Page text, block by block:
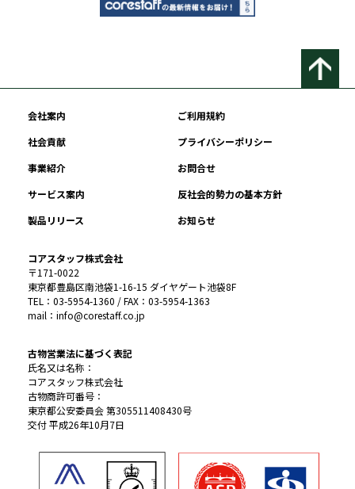
会社案内
ご利用規約
社会貢献
プライバシーポリシー
事業紹介
お問合せ
サービス案内
反社会的勢力の基本方針
製品リリース
お知らせ
コアスタッフ株式会社
〒171-0022
東京都豊島区南池袋1-16-15 ダイヤゲート池袋8F
TEL：03-5954-1360 / FAX：03-5954-1363
mail：info@corestaff.co.jp
古物営業法に基づく表記
氏名又は名称：
コアスタッフ株式会社
古物商許可番号：
東京都公安委員会 第305511408430号
交付 平成26年10月7日